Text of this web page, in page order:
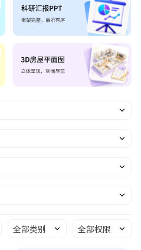
全部类别 全部权限